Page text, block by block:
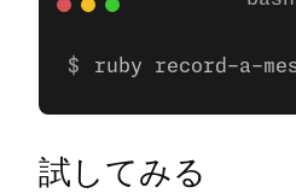
ruby record-a-
試してみる